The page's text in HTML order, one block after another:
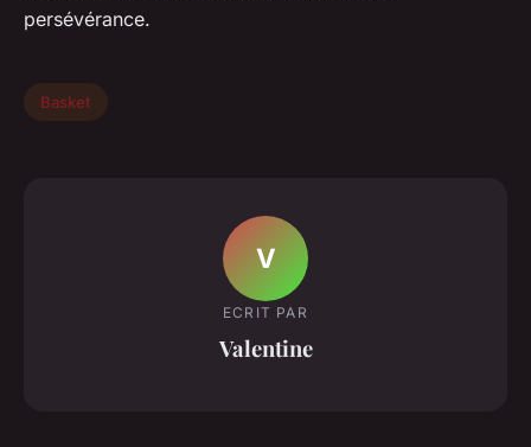
persévérance.
Basket
V
ECRIT PAR
Valentine